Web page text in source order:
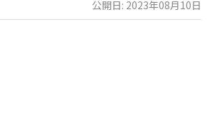
公開日: 2023年08月10日